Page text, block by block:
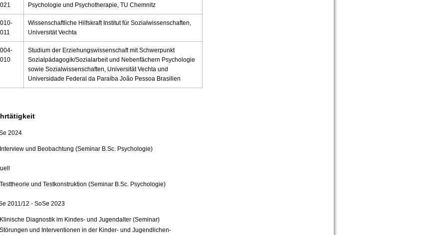
Psychologie und Psychotherapie, TU Chemnitz
Wissenschaftliche Hilfskraft Institut für Sozialwissenschaften,
Universität Vechta
Studium der Erziehungswissenschaft mit Schwerpunkt
Sozialpädagogik/Sozialarbeit und Nebenfächern Psychologie
sowie Sozialwissenschaften, Universität Vechta und
Universidade Federal da Paraíba João Pessoa Brasilien
2024
Interview und Beobachtung (Seminar B.Sc. Psychologie)
Testtheorie und Testkonstruktion (Seminar B.Sc. Psychologie)
2011/12 - SoSe 2023
Klinische Diagnostik im Kindes- und Jugendalter (Seminar)
Störungen und Interventionen in der Kinder- und Jugendlichen-